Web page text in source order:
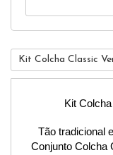
Kit Colcha Classic
Kit
Tão tradicional
Conjunto Colcha